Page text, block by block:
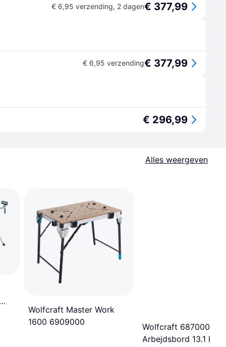
€ 6,95 verzending, 2 dagen€ 377,99
€ 6,95 verzending€ 377,99
€ 296,99
Alles weergeven
Wolfcraft Master Work
1600 6909000
Wolfcraft 6870000
Arbejdsbord 13.1 kg